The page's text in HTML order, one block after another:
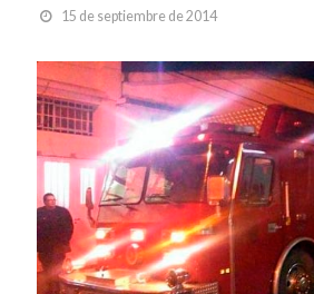
15 de septiembre de 2014